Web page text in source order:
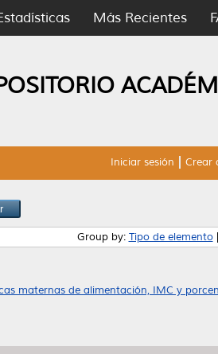
Más Recientes
Iniciar sesión Crear
Group by: Tipo de elemento|
maternas de alimentación, IMC y